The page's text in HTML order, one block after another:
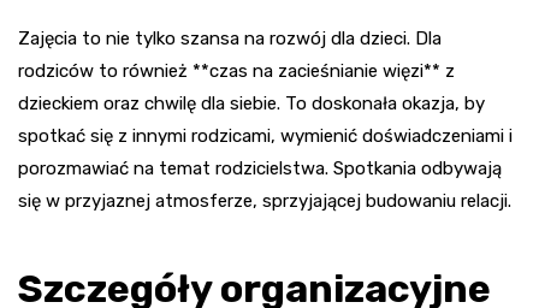
Zajęcia to nie tylko szansa na rozwój dla dzieci. Dla
rodziców to również **czas na zacieśnianie więzi** z
dzieckiem oraz chwilę dla siebie. To doskonała okazja, by
spotkać się z innymi rodzicami, wymienić doświadczeniami i
porozmawiać na temat rodzicielstwa. Spotkania odbywają
się w przyjaznej atmosferze, sprzyjającej budowaniu relacji.
Szczegóły organizacyjne